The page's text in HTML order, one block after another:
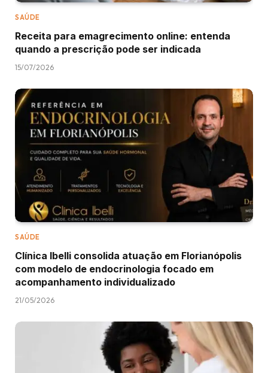
SAÚDE
Receita para emagrecimento online: entenda
quando a prescrição pode ser indicada
15/07/2026
SAÚDE
Clínica Ibelli consolida atuação em Florianópolis
com modelo de endocrinologia focado em
acompanhamento individualizado
21/05/2026